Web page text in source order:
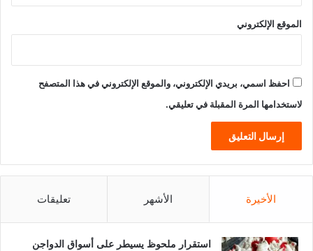
الموقع الإلكتروني
احفظ اسمي، بريدي الإلكتروني، والموقع الإلكتروني في هذا المتصفح
لاستخدامها المرة المقبلة في تعليقي.
الأخيرة الأشهر تعليقات
استقرار ملحوظ يسيطر على أسواق الدواجن